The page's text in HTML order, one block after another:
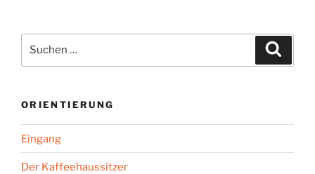
nach:
ORIENTIERUNG
Eingang
Der Kaffeehaussitzer